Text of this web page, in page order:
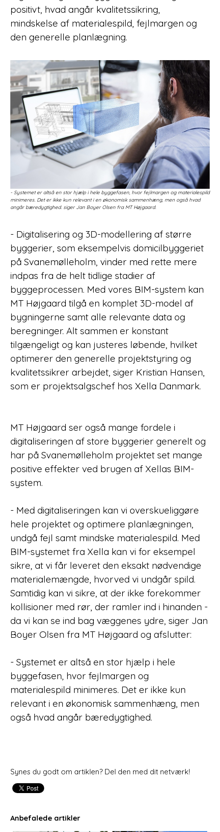
positivt, hvad angår kvalitetssikring,
mindskelse af materialespild, fejlmargen og
den generelle planlægning.
- Systemet er altså en stor hjælp i hele byggefasen, hvor fejlmargen og materialespild
minimeres. Det er ikke kun relevant i en økonomisk sammenhæng, men også hvad
angår bæredygtighed. siger Jan Boyer Olsen fra MT Højgaard.
- Digitalisering og 3D-modellering af større
byggerier, som eksempelvis domicilbyggeriet
på Svanemølleholm, vinder med rette mere
indpas fra de helt tidlige stadier af
byggeprocessen. Med vores BIM-system kan
MT Højgaard tilgå en komplet 3D-model af
bygningerne samt alle relevante data og
beregninger. Alt sammen er konstant
tilgængeligt og kan justeres løbende, hvilket
optimerer den generelle projektstyring og
kvalitetssikrer arbejdet, siger Kristian Hansen,
som er projektsalgschef hos Xella Danmark.
MT Højgaard ser også mange fordele i
digitaliseringen af store byggerier generelt og
har på Svanemølleholm projektet set mange
positive effekter ved brugen af Xellas BIM-
system.
- Med digitaliseringen kan vi overskueliggøre
hele projektet og optimere planlægningen,
undgå fejl samt mindske materialespild. Med
BIM-systemet fra Xella kan vi for eksempel
sikre, at vi får leveret den eksakt nødvendige
materialemængde, hvorved vi undgår spild.
Samtidig kan vi sikre, at der ikke forekommer
kollisioner med rør, der ramler ind i hinanden -
da vi kan se ind bag væggenes ydre, siger Jan
Boyer Olsen fra MT Højgaard og afslutter:
- Systemet er altså en stor hjælp i hele
byggefasen, hvor fejlmargen og
materialespild minimeres. Det er ikke kun
relevant i en økonomisk sammenhæng, men
også hvad angår bæredygtighed.
Synes du godt om artiklen? Del den med dit netværk!
Anbefalede artikler